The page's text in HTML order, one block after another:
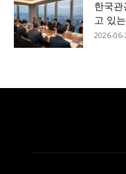
한국
고 있
2026-